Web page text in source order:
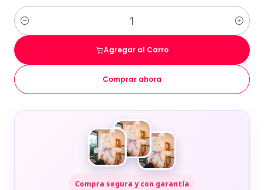
Cantidad
Agregar al Carro
Comprar ahora
Compra segura y con garantía